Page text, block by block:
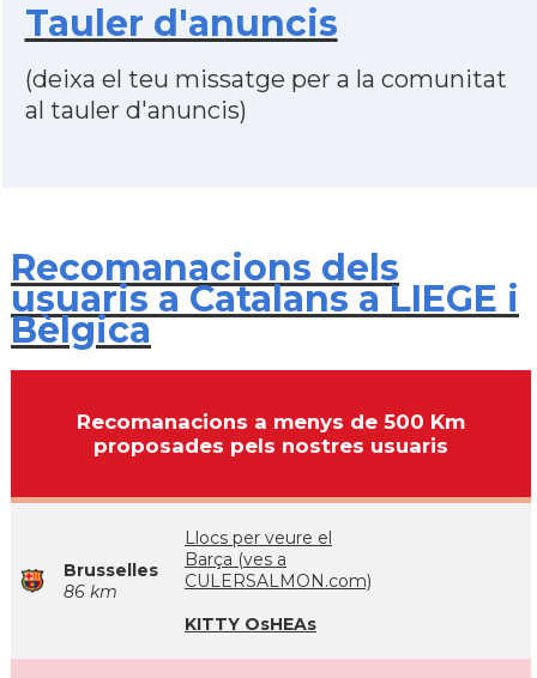
Tauler d'anuncis
(deixa el teu missatge per a la comunitat
al tauler d'anuncis)
Recomanacions dels
usuaris a Catalans a LIEGE i
Bèlgica
Recomanacions a menys de 500 Km
proposades pels nostres usuaris
Brusselles
86 km
Llocs per veure el
Barça (ves a
CULERSALMON.com)
KITTY OsHEAs